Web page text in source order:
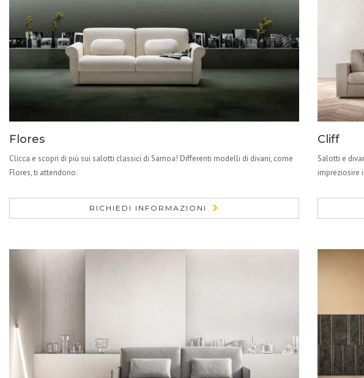
Flores
Clicca e scopri di più sui salotti classici di Samoa! Differenti modelli di divani, come
Flores, ti attendono.
RICHIEDI INFORMAZIONI
Cliff
Salotti e
impreziosire